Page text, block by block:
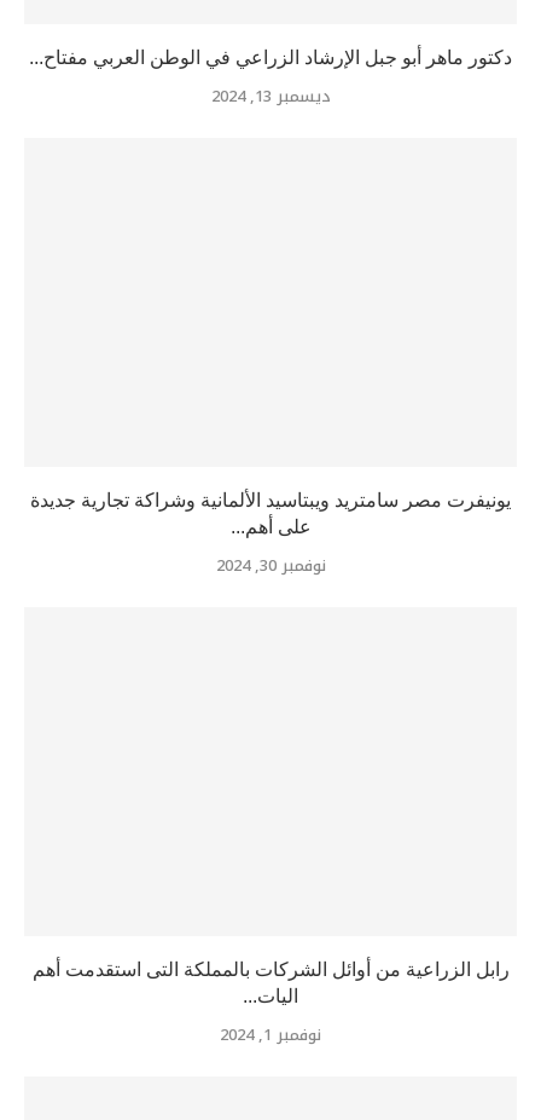
دكتور ماهر أبو جبل الإرشاد الزراعي في الوطن العربي مفتاح...
ديسمبر 13, 2024
يونيفرت مصر سامتريد ويبتاسيد الألمانية وشراكة تجارية جديدة
على أهم...
نوفمبر 30, 2024
رابل الزراعية من أوائل الشركات بالمملكة التى استقدمت أهم
اليات...
نوفمبر 1, 2024